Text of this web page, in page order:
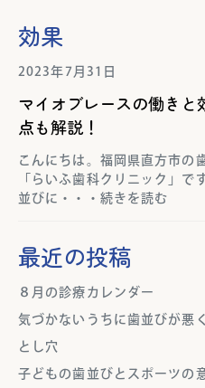
効果
2023年7月31日
マイオブレースの働き
点も解説！
こんにちは。福岡県直方市の
「らいふ歯科クリニック」で
並びに・・・続きを読む
最近の投稿
８月の診療カレンダー
気づかないうちに歯並びが悪
とし穴
子どもの歯並びとスポーツの